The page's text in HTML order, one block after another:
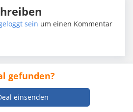
sein um einen Kommentar
gefunden?
einsenden